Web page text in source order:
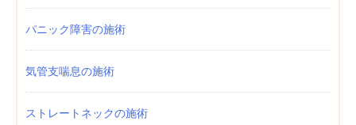
パニック障害の施術
気管支喘息の施術
ストレートネックの施術